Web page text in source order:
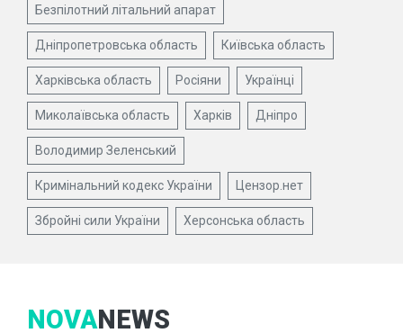
Безпілотний літальний апарат
Дніпропетровська область Київська область
Харківська область Росіяни Українці
Миколаївська область Харків Дніпро
Володимир Зеленський
Кримінальний кодекс України Цензор.нет
Збройні сили України Херсонська область
NOVANEWS